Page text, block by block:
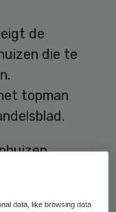
de
die te
topman
data, like browsing data